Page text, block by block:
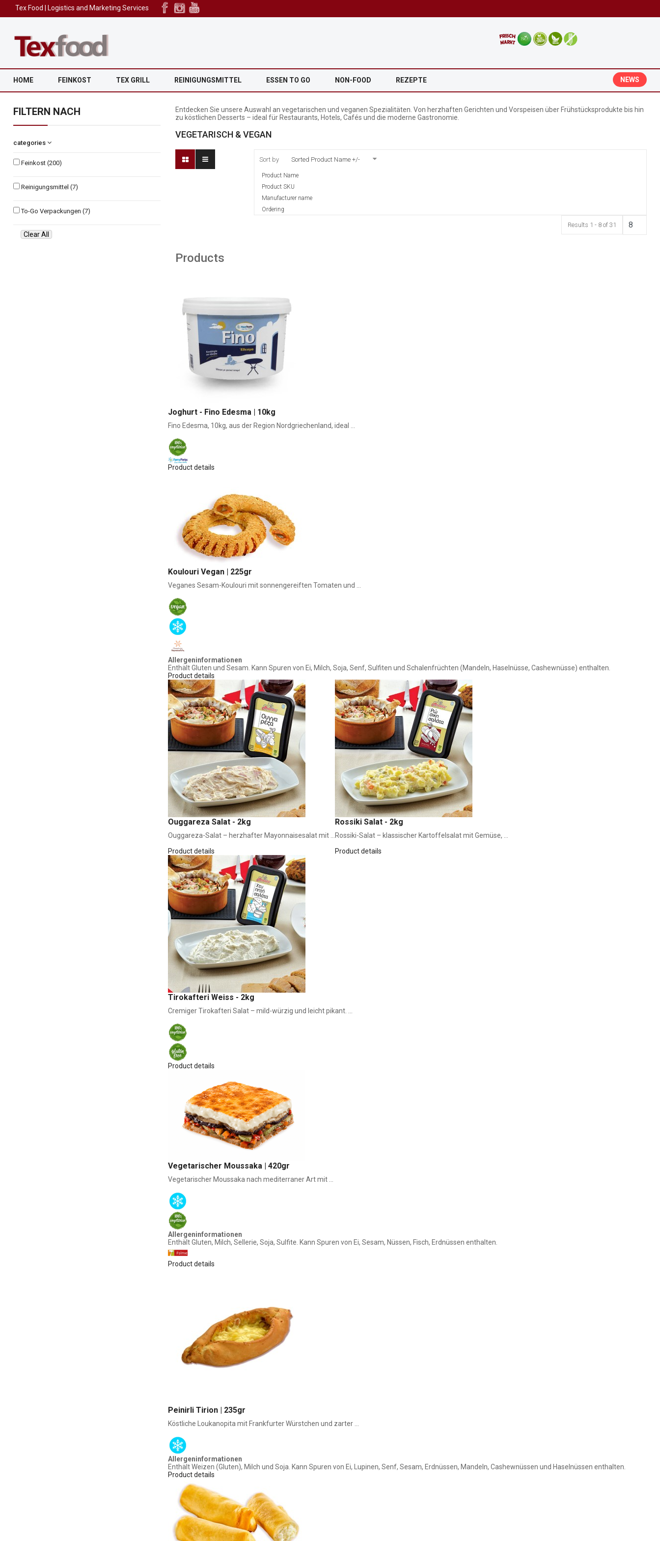
Tex Food | Logistics and Marketing Services
HOME FEINKOST TEX GRILL REINIGUNGSMITTEL ESSEN TO GO NON-FOOD REZEPTE NEWS
FILTERN NACH
categories
Feinkost (200)
Reinigungsmittel (7)
To-Go Verpackungen (7)
Clear All
Entdecken Sie unsere Auswahl an vegetarischen und veganen Spezialitäten. Von herzhaften Gerichten und Vorspeisen über Frühstücksprodukte bis hin
zu köstlichen Desserts – ideal für Restaurants, Hotels, Cafés und die moderne Gastronomie.
VEGETARISCH & VEGAN
Sort by Sorted Product Name +/-
Product Name
Product SKU
Manufacturer name
Ordering
Results 1 - 8 of 31
Products
Joghurt - Fino Edesma | 10kg
Fino Edesma, 10kg, aus der Region Nordgriechenland, ideal ...
Product details
Koulouri Vegan | 225gr
Veganes Sesam-Koulouri mit sonnengereiften Tomaten und ...
Allergeninformationen
Enthält Gluten und Sesam. Kann Spuren von Ei, Milch, Soja, Senf, Sulfiten und Schalenfrüchten (Mandeln, Haselnüsse, Cashewnüsse) enthalten.
Product details
Ouggareza Salat - 2kg
Ouggareza-Salat – herzhafter Mayonnaisesalat mit ...
Product details
Rossiki Salat - 2kg
Rossiki-Salat – klassischer Kartoffelsalat mit Gemüse, ...
Product details
Tirokafteri Weiss - 2kg
Cremiger Tirokafteri Salat – mild-würzig und leicht pikant. ...
Product details
Vegetarischer Moussaka | 420gr
Vegetarischer Moussaka nach mediterraner Art mit ...
Allergeninformationen
Enthält Gluten, Milch, Sellerie, Soja, Sulfite. Kann Spuren von Ei, Sesam, Nüssen, Fisch, Erdnüssen enthalten.
Product details
Peinirli Tirion | 235gr
Köstliche Loukanopita mit Frankfurter Würstchen und zarter ...
Allergeninformationen
Enthält Weizen (Gluten), Milch und Soja. Kann Spuren von Ei, Lupinen, Senf, Sesam, Erdnüssen, Mandeln, Cashewnüssen und Haselnüssen enthalten.
Product details